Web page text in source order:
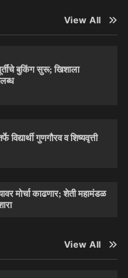
View All
बुकिंग सुरू; खिशाला
गुणगौरव व शिष्यवृत्ती
मोर्चा काढणार; शेती महामंडळ
View All